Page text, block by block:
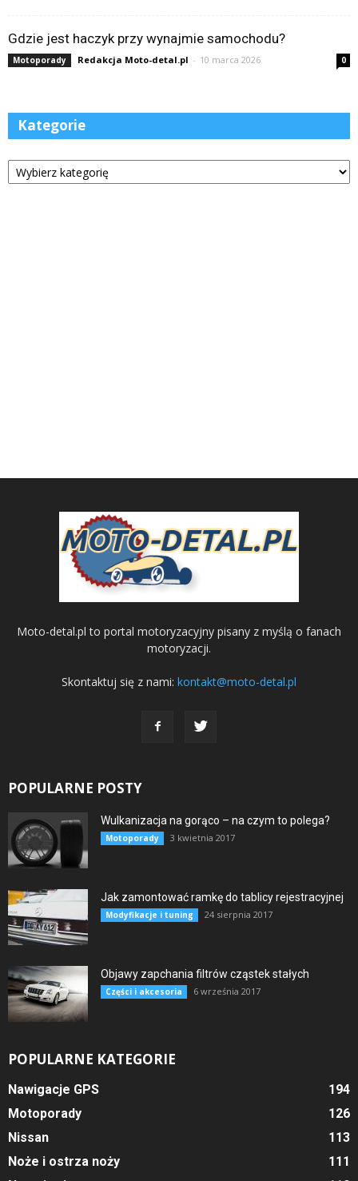
Gdzie jest haczyk przy wynajmie samochodu?
Motoporady Redakcja Moto-detal.pl - 10 marca 2026 0
Kategorie
Kategorie
Moto-detal.pl to portal motoryzacyjny pisany z myślą o fanach
motoryzacji.
Skontaktuj się z nami: kontakt@moto-detal.pl
POPULARNE POSTY
Wulkanizacja na gorąco – na czym to polega?
Motoporady 3 kwietnia 2017
Jak zamontować ramkę do tablicy rejestracyjnej
Modyfikacje i tuning 24 sierpnia 2017
Objawy zapchania filtrów cząstek stałych
Części i akcesoria 6 września 2017
POPULARNE KATEGORIE
Nawigacje GPS
194
Motoporady
126
Nissan
113
Noże i ostrza noży
111